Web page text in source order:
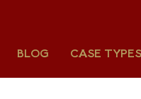
BLOG CASE TYPES